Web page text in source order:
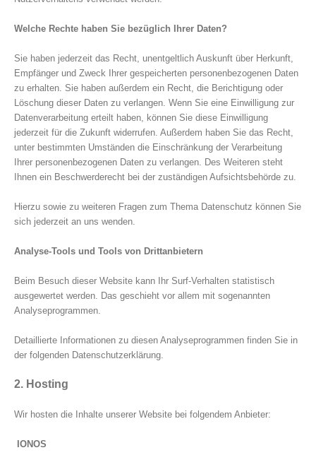
Welche Rechte haben Sie bezüglich Ihrer Daten?
Sie haben jederzeit das Recht, unentgeltlich Auskunft über Herkunft,
Empfänger und Zweck Ihrer gespeicherten personenbezogenen Daten
zu erhalten. Sie haben außerdem ein Recht, die Berichtigung oder
Löschung dieser Daten zu verlangen. Wenn Sie eine Einwilligung zur
Datenverarbeitung erteilt haben, können Sie diese Einwilligung
jederzeit für die Zukunft widerrufen. Außerdem haben Sie das Recht,
unter bestimmten Umständen die Einschränkung der Verarbeitung
Ihrer personenbezogenen Daten zu verlangen. Des Weiteren steht
Ihnen ein Beschwerderecht bei der zuständigen Aufsichtsbehörde zu.
Hierzu sowie zu weiteren Fragen zum Thema Datenschutz können Sie
sich jederzeit an uns wenden.
Analyse-Tools und Tools von Drittanbietern
Beim Besuch dieser Website kann Ihr Surf-Verhalten statistisch
ausgewertet werden. Das geschieht vor allem mit sogenannten
Analyseprogrammen.
Detaillierte Informationen zu diesen Analyseprogrammen finden Sie in
der folgenden Datenschutzerklärung.
2. Hosting
Wir hosten die Inhalte unserer Website bei folgendem Anbieter:
IONOS